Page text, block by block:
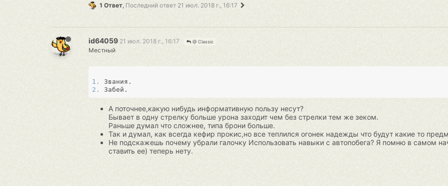
1 Ответ, Последний ответ 21 июл. 2018 г., 16:17
id64059 21 июл. 2018 г., 16:17 @ Classic
Местный
1.
2.
А поточнее,какую нибудь информативную пользу несут?
Бывает в одну стрелку больше урона заходит чем без стрелки тем же зеком.
Раньше думал что сложнее, типа брони больше.
Так и думал, как всегда кефир прокис,но все теплился огонек надежды что будут какие то
Не подскажешь почему убрали галочку Использовать навыки с автопобега? Я помню в самом
ставить ее) теперь нету.